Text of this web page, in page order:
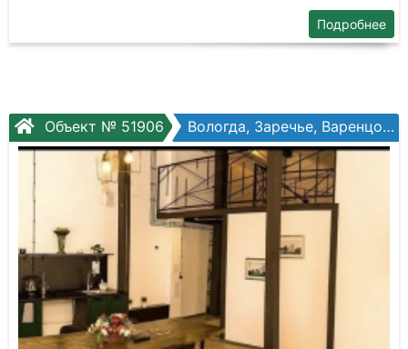
Подробнее
Объект № 51906 Вологда, Заречье, Варенцовой ул, №18к1